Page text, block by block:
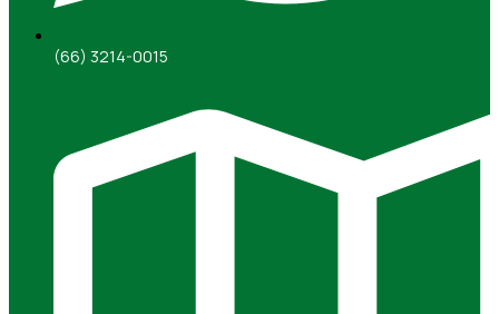
(66) 3214-0015